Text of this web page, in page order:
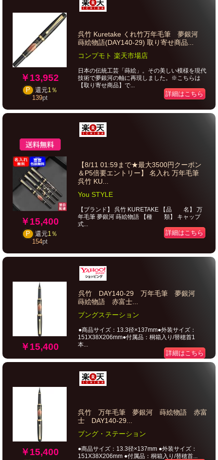
￥13,952
P 還元1％
139pt
呉竹 Kuretake くれ竹万年毛筆 夢銀河
蒔絵物語(DAY140-29) 取り寄せ商品...
コンプモト 楽天市場店
日本の伝統工芸「蒔絵」。その美しい模様を現代
技術で夢銀河の軸に再現しました。※こちらは
【取り寄せ商品】で...
詳細はこちら
￥15,400
P 還元1％
154pt
【8/11 01:59まで★最大3500円クーポン
＆P5倍要エントリー】 名入れ 万年毛筆
呉竹 KU...
You STYLE
【ブランド】 呉竹 KURETAKE 【品 名】 万
年毛筆 夢銀河 蒔絵物語 【種 類】 キャップ
式...
詳細はこちら
￥15,400
呉竹 DAY140-29 万年毛筆 夢銀河
蒔絵物語 赤富士...
ブングステーション
●商品サイズ：13.3径×137mm●外装サイズ：
151X38X206mm●付属品：桐箱入り/替穂首1
本...
詳細はこちら
￥15,400
呉竹 万年毛筆 夢銀河 蒔絵物語 赤富
士 DAY140-29...
ブング・ステーション
●商品サイズ：13.3径×137mm ●外装サイズ：
151X38X206mm ●付属品：桐箱入り/替穂首...